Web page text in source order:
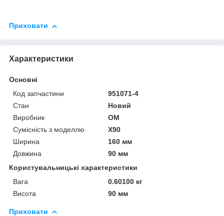
Приховати
Характеристики
Основні
Код запчастини
951071-4
Стан
Новий
Виробник
OM
Сумісність з моделлю
X90
Ширина
160 мм
Довжина
90 мм
Користувальницькі характеристики
Вага
0.60100 кг
Висота
90 мм
Приховати